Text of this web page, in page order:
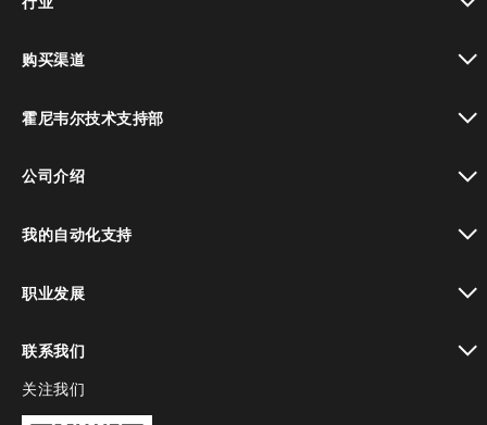
购买渠道
霍尼韦尔技术支持部
公司介绍
我的自动化支持
职业发展
联系我们
toggle view
关注我们